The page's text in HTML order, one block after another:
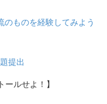
ものを経験してみよう
提出
ルせよ！】